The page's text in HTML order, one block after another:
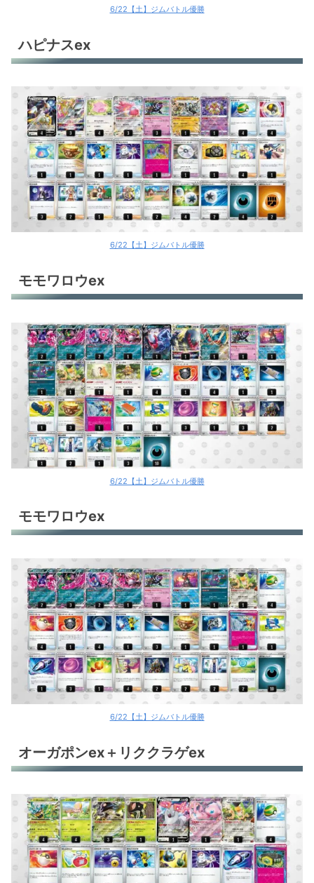
ピジョットコントロール
環境デッキレシピまとめ
6/22【土】ジムバトル優勝
ハピナスex
6/22【土】ジムバトル優勝
モモワロウex
6/22【土】ジムバトル優勝
モモワロウex
6/22【土】ジムバトル優勝
オーガポンex＋リククラゲex